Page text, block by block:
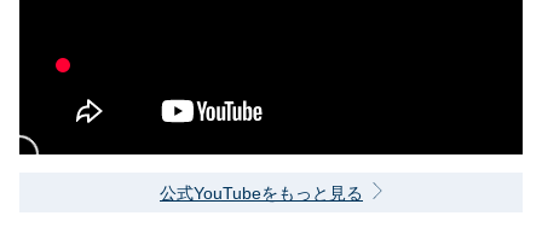
公式YouTubeをもっと見る